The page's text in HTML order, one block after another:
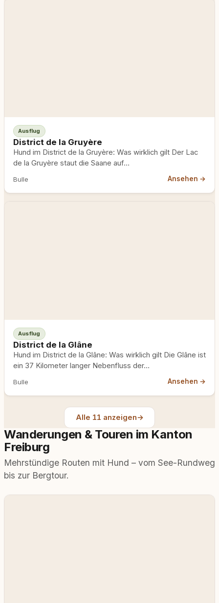
Ausflug
District de la Gruyère
Hund im District de la Gruyère: Was wirklich gilt Der Lac
de la Gruyère staut die Saane auf…
Bulle Ansehen →
Ausflug
District de la Glâne
Hund im District de la Glâne: Was wirklich gilt Die Glâne ist
ein 37 Kilometer langer Nebenfluss der…
Bulle Ansehen →
Alle 11 anzeigen→
Wanderungen & Touren im Kanton
Freiburg
Mehrstündige Routen mit Hund – vom See-Rundweg
bis zur Bergtour.